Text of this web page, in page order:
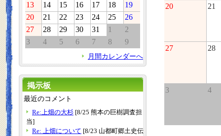
20 21
27 28
3 4
13
14 15 16 17 18
19
20
21 22 23 24 25
26
27
28 29 30 31 1
2
3
4 5 6 7 8 9
月間カレンダーへ
掲示板
最近のコメント
Re:上畑の大杉 [8/25 熊本の巨樹調査担
当]
Re: 上畑について [8/23 山都町郷土史伝